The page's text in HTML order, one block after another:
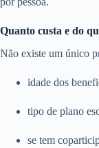
Quanto custa e do
Não existe um único
idade dos
tipo de plano
se tem